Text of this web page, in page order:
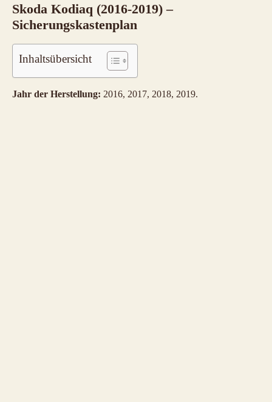
Skoda Kodiaq (2016-2019) –
Sicherungskastenplan
Inhaltsübersicht
Jahr der Herstellung: 2016, 2017, 2018, 2019.